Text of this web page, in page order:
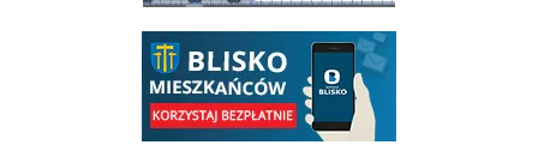
link do opisu aplikacji - BLISKO, Gmina Wieliczka w aplikacji Blisko